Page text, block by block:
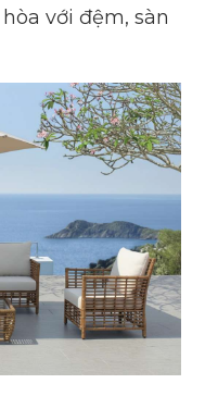
với đệm, sàn